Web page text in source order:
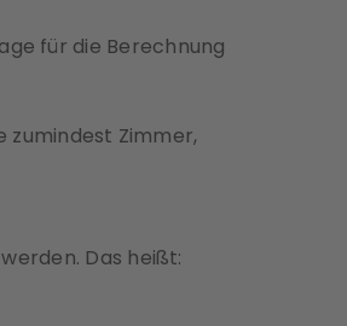
für die Berechnung
zumindest Zimmer,
Das heißt: